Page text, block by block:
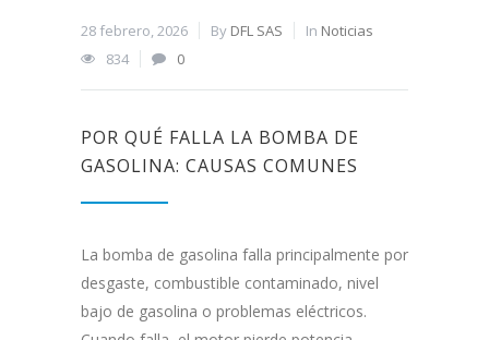
28 febrero, 2026 By DFL SAS In Noticias
834
0
POR QUÉ FALLA LA BOMBA DE
GASOLINA: CAUSAS COMUNES
La bomba de gasolina falla principalmente por
desgaste, combustible contaminado, nivel
bajo de gasolina o problemas eléctricos.